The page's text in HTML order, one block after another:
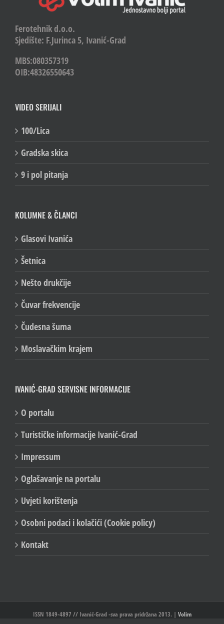
Ferotehnik d.o.o.
Sjedište: F.Jurinca 5, Ivanić-Grad
MBS:080357319
OIB:48326550643
VIDEO SERIJALI
100/Lica
Gradska skica
9 i pol pitanja
KOLUMNE & ČLANCI
Glasovi Ivanića
Šetnica
Nešto drukčije
Čuvar frekvencije
Čudesna šuma
Moslavačkim krajem
IVANIĆ-GRAD SERVISNE INFORMACIJE
O portalu
Turističke informacije Ivanić-Grad
Impressum
Oglašavanje na portalu
Uvjeti korištenja
Osobni podaci i kolačići (Cookie policy)
Kontakt
ISSN 1849-4897 // Ivanić-Grad -sva prava pridržana 2013. | Volim